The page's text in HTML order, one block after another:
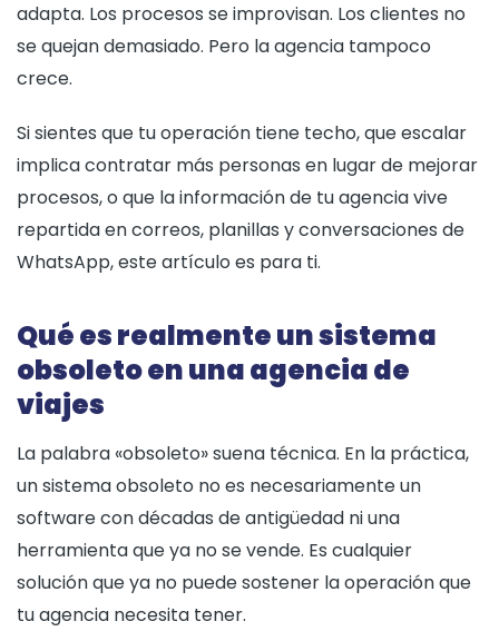
adapta. Los procesos se improvisan. Los clientes no
se quejan demasiado. Pero la agencia tampoco
crece.
Si sientes que tu operación tiene techo, que escalar
implica contratar más personas en lugar de mejorar
procesos, o que la información de tu agencia vive
repartida en correos, planillas y conversaciones de
WhatsApp, este artículo es para ti.
Qué es realmente un sistema
obsoleto en una agencia de
viajes
La palabra «obsoleto» suena técnica. En la práctica,
un sistema obsoleto no es necesariamente un
software con décadas de antigüedad ni una
herramienta que ya no se vende. Es cualquier
solución que ya no puede sostener la operación que
tu agencia necesita tener.